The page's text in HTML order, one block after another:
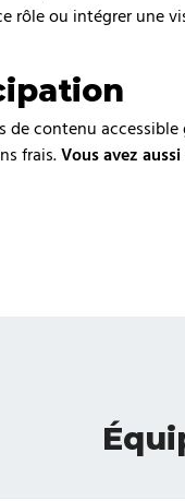
rôle ou intégrer une
de contenu
frais. Vous avez